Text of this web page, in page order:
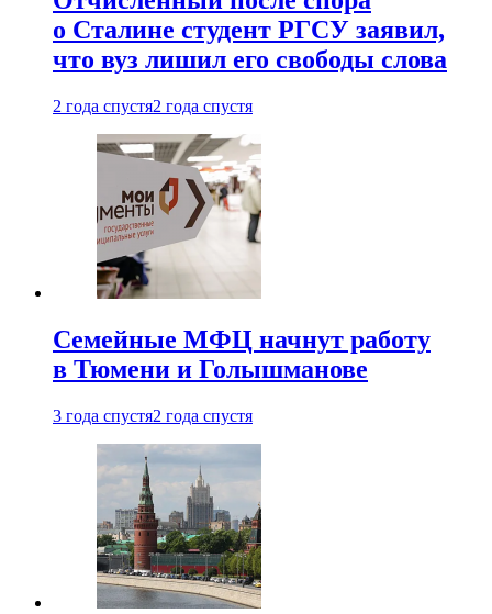
о Сталине студент РГСУ заявил,
что вуз лишил его свободы слова
2 года спустя2 года спустя
Семейные МФЦ начнут работу
в Тюмени и Голышманове
3 года спустя2 года спустя